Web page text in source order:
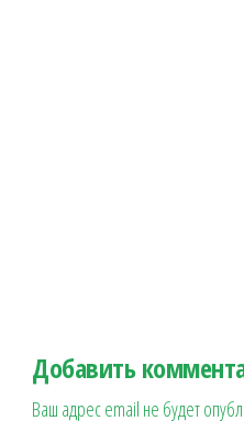
Добавить
Ваш адрес email не будет